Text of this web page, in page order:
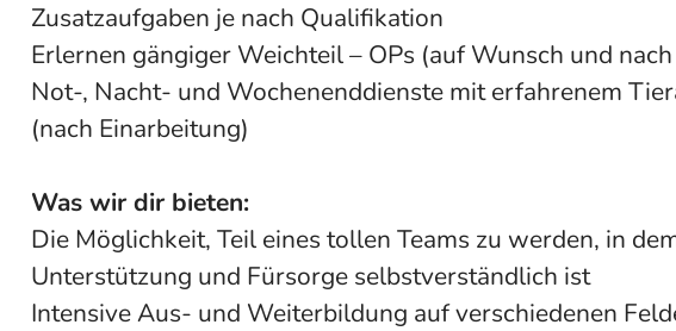
Zusatzaufgaben je nach Qualifikation
Erlernen gängiger Weichteil – OPs (auf Wunsch und
Not-, Nacht- und Wochenenddienste mit erfahrenem
(nach Einarbeitung)
Was wir dir bieten:
Die Möglichkeit, Teil eines tollen Teams zu werden, in
Unterstützung und Fürsorge selbstverständlich ist
Intensive Aus- und Weiterbildung auf verschiedenen